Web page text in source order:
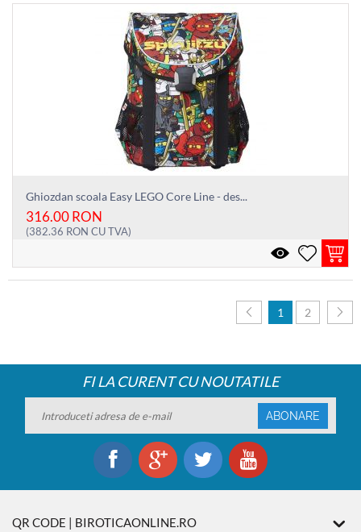
Ghiozdan scoala Easy LEGO Core Line - des...
316.00RON
(382.36 RON CU TVA)
1 2
FI LA CURENT CU NOUTATILE
ABONARE
QR CODE | BIROTICAONLINE.RO